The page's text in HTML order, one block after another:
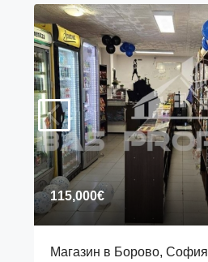
115,000€
Магазин в Борово, София